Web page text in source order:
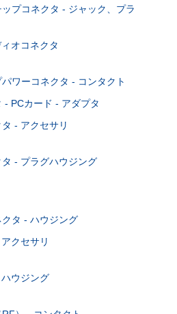
プコネクタ - ジャック、プラ
オコネクタ
ワーコネクタ - コンタクト
- PCカード - アダプタ
- アクセサリ
- プラグハウジング
タ - ハウジング
クセサリ
ウジング